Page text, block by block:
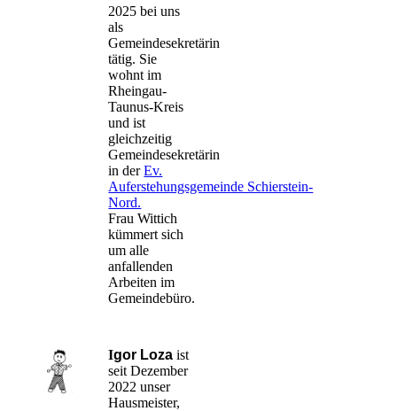
2025 bei uns
als
Gemeindesekretärin
tätig. Sie
wohnt im
Rheingau-
Taunus-Kreis
und ist
gleichzeitig
Gemeindesekretärin
in derEv.
Auferstehungsgemeinde Schierstein-
Nord.
Frau Wittich
kümmert sich
um alle
anfallenden
Arbeiten im
Gemeindebüro.
Igor Loza ist
seit Dezember
2022 unser
Hausmeister,